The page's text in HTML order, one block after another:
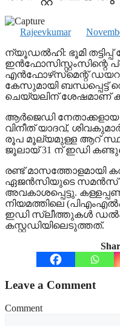
Rajeevkumar
ന്യൂഡല്‍ഹി: ഭൂമി
ഇന്‍ഫോസിസ്റ്റംസിന്റെ
എന്‍ഫോഴ്‌സ്‌മെന്റ്
കേസുമായി ബന്ധപ്പെട്ട്
ചെയ്യലിന് ശേഷമാണ്
ആര്‍ജെഡി നേതാക്കളായ
വിനീത് യാദവ്,
രൂപ മൂല്യമുള്ള ആറ്
ജൂലായ് 31 ന് ഇഡി
രണ്ട് മാസത്തോളമായി
ഏജന്‍സിയുടെ സമന്‍സ്
അവകാശപ്പെട്ടു.
നിയമത്തിലെ
ഇഡി സ്ലീത്തുകള്‍
കസ്റ്റഡിയിലെടുത്തത്.
Leave a Comment
Comment